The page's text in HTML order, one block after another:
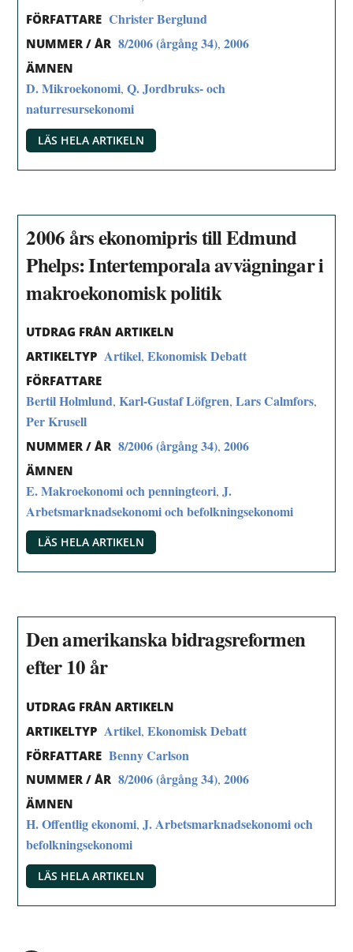
FÖRFATTARE Christer Berglund
NUMMER / ÅR 8/2006 (årgång 34),2006
ÄMNEN
D. Mikroekonomi,Q. Jordbruks- och
naturresursekonomi
LÄS HELA ARTIKELN
2006 års ekonomipris till Edmund
Phelps: Intertemporala avvägningar i
makroekonomisk politik
UTDRAG FRÅN ARTIKELN
ARTIKELTYP Artikel,Ekonomisk Debatt
FÖRFATTARE
Bertil Holmlund,Karl-Gustaf Löfgren,Lars Calmfors,
Per Krusell
NUMMER / ÅR 8/2006 (årgång 34),2006
ÄMNEN
E. Makroekonomi och penningteori,J.
Arbetsmarknadsekonomi och befolkningsekonomi
LÄS HELA ARTIKELN
Den amerikanska bidragsreformen
efter 10 år
UTDRAG FRÅN ARTIKELN
ARTIKELTYP Artikel,Ekonomisk Debatt
FÖRFATTARE Benny Carlson
NUMMER / ÅR 8/2006 (årgång 34),2006
ÄMNEN
H. Offentlig ekonomi,J. Arbetsmarknadsekonomi och
befolkningsekonomi
LÄS HELA ARTIKELN